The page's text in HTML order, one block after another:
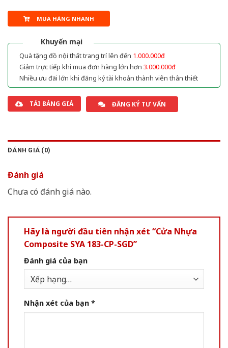
MUA HÀNG NHANH
Khuyến mại
Quà tặng đồ nội thất trang trí lên đến 1.000.000đ
Giảm trực tiếp khi mua đơn hàng lớn hơn 3.000.000đ
Nhiều ưu đãi lớn khi đăng ký tài khoản thành viên thân thiết
TẢI BẢNG GIÁ ĐĂNG KÝ TƯ VẤN
ĐÁNH GIÁ (0)
Đánh giá
Chưa có đánh giá nào.
Hãy là người đầu tiên nhận xét “Cửa Nhựa
Composite SYA 183-CP-SGD”
Đánh giá của bạn
Nhận xét của bạn *